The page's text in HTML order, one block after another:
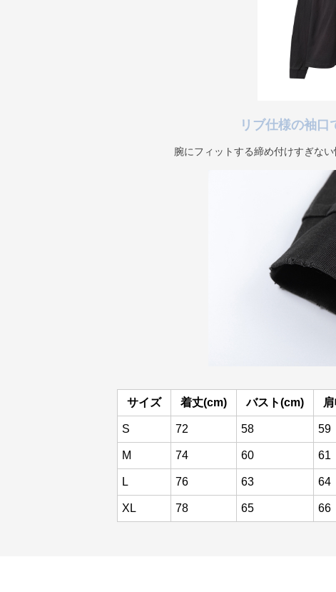
リブ仕様の袖口
腕にフィットする締め付けすぎな
サイズ 着丈(cm) バスト(cm)
S 72 58 59
M 74 60 61
L 76 63 64
XL 78 65 66